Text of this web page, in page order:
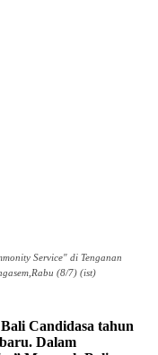
Service" di Tenganan
(8/7) (ist)
Candidasa tahun
Dalam